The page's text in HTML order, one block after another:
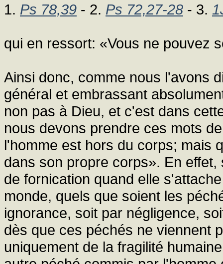
1. Ps 78,39 - 2. Ps 72,27-28 - 3.
qui en ressort: «Vous ne pouvez
Ainsi donc, comme nous l'avons
général et embrassant
non pas à Dieu, et c'est dans
nous devons prendre ces mots
l'homme est hors du corps; mais
dans son propre corps». En
de fornication quand elle
monde, quels que soient les
ignorance, soit par négligence,
dès que ces péchés ne viennent
uniquement de la fragilité